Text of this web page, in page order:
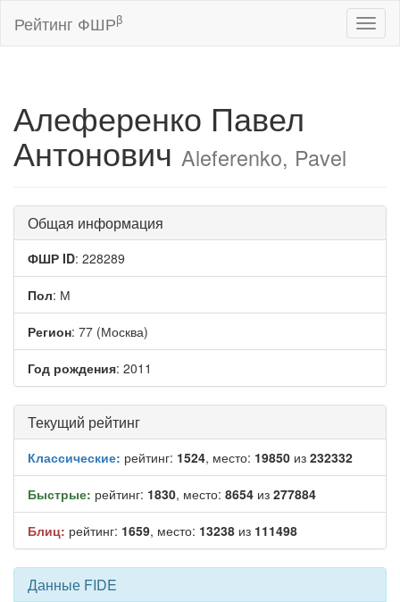
Рейтинг ФШРβ
Алеференко Павел
Антонович Aleferenko, Pavel
Общая информация
ФШР ID: 228289
Пол: М
Регион: 77 (Москва)
Год рождения: 2011
Текущий рейтинг
Классические: рейтинг: 1524, место: 19850 из 232332
Быстрые: рейтинг: 1830, место: 8654 из 277884
Блиц: рейтинг: 1659, место: 13238 из 111498
Данные FIDE